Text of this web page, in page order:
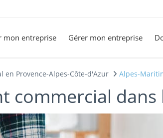
mon entreprise Gérer mon entreprise
en Provence-Alpes-Côte-d'Azur Alpes-
commercial